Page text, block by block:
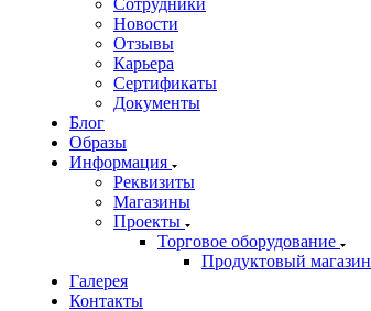
Сотрудники
Новости
Отзывы
Карьера
Сертификаты
Документы
Блог
Образы
Информация
Реквизиты
Магазины
Проекты
Торговое оборудование
Продуктовый магазин
Галерея
Контакты